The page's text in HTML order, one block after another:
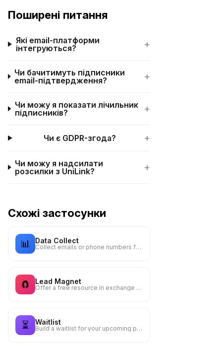
Поширені питання
Які email-платформи
інтегруються?
+
Чи бачитимуть підписники
email-підтвердження?
+
Чи можу я показати лічильник
підписників?
+
Чи є GDPR-згода? +
Чи можу я надсилати
розсилки з UniLink?
+
Схожі застосунки
📊 Data Collect
Collect emails or phone numbers from your visitors
🧲 Lead Magnet
Offer a free resource in exchange for an email — guide, checklist, template
⏳ Waitlist
Build a waitlist for your upcoming product, event or launch